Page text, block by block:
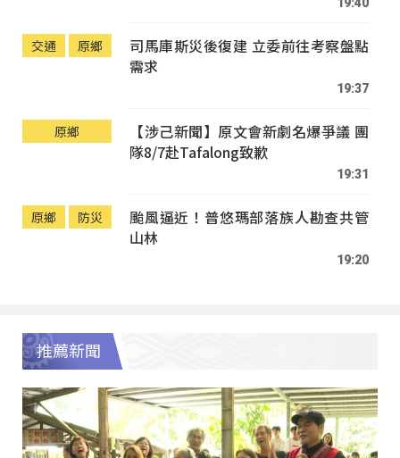
交通 原鄉
司馬庫斯災後復建 立委前往考察盤點
需求
19:37
原鄉
【涉己新聞】原文會新劇名爆爭議 團
隊8/7赴Tafalong致歉
19:31
原鄉 防災
颱風逼近！普悠瑪部落族人勘查共管
山林
19:20
推薦新聞